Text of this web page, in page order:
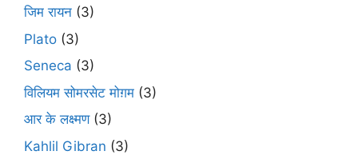
जिम रायन (3)
Plato (3)
Seneca (3)
विलियम सोमरसेट मोग़म (3)
आर के लक्ष्मण(3)
Kahlil Gibran (3)